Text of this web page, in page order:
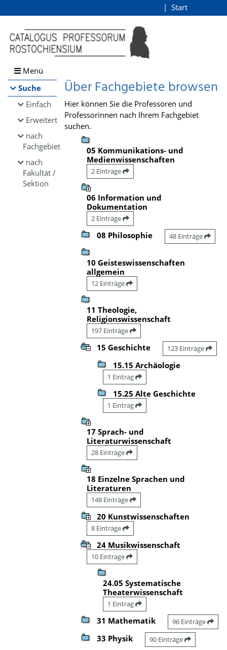
Browsen
direkt zum Inhalt
Start
Menü
Suche
Einfach
Erweitert
nach
Fachgebiet
nach
Fakultät /
Sektion
Über Fachgebiete browsen
Hier können Sie die Professoren und
Professorinnen nach Ihrem Fachgebiet
suchen.
05 Kommunikations- und
Medienwissenschaften
2 Einträge
06 Information und
Dokumentation
2 Einträge
08 Philosophie 48 Einträge
10 Geisteswissenschaften
allgemein
12 Einträge
11 Theologie,
Religionswissenschaft
197 Einträge
15 Geschichte 123 Einträge
15.15 Archäologie
1 Eintrag
15.25 Alte Geschichte
1 Eintrag
17 Sprach- und
Literaturwissenschaft
28 Einträge
18 Einzelne Sprachen und
Literaturen
148 Einträge
20 Kunstwissenschaften
8 Einträge
24 Musikwissenschaft
10 Einträge
24.05 Systematische
Theaterwissenschaft
1 Eintrag
31 Mathematik 96 Einträge
33 Physik 90 Einträge